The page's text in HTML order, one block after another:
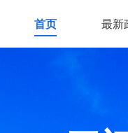
首页 最新